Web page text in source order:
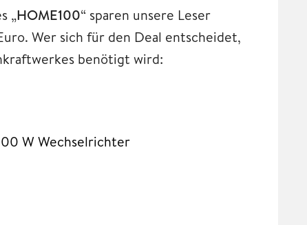
„HOME100“ sparen unsere Leser
Wer sich für den Deal entscheidet,
benötigt wird:
W Wechselrichter